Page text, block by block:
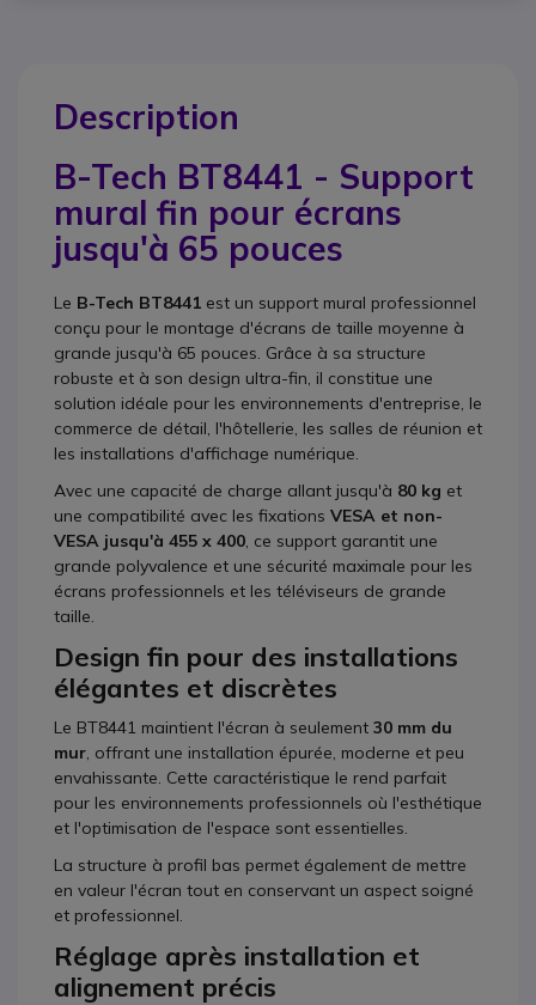
Description
B-Tech BT8441 - Support
mural fin pour écrans
jusqu'à 65 pouces
Le B-Tech BT8441 est un support mural professionnel
conçu pour le montage d'écrans de taille moyenne à
grande jusqu'à 65 pouces. Grâce à sa structure
robuste et à son design ultra-fin, il constitue une
solution idéale pour les environnements d'entreprise, le
commerce de détail, l'hôtellerie, les salles de réunion et
les installations d'affichage numérique.
Avec une capacité de charge allant jusqu'à 80 kg et
une compatibilité avec les fixations VESA et non-
VESA jusqu'à 455 x 400, ce support garantit une
grande polyvalence et une sécurité maximale pour les
écrans professionnels et les téléviseurs de grande
taille.
Design fin pour des installations
élégantes et discrètes
Le BT8441 maintient l'écran à seulement 30 mm du
mur, offrant une installation épurée, moderne et peu
envahissante. Cette caractéristique le rend parfait
pour les environnements professionnels où l'esthétique
et l'optimisation de l'espace sont essentielles.
La structure à profil bas permet également de mettre
en valeur l'écran tout en conservant un aspect soigné
et professionnel.
Réglage après installation et
alignement précis